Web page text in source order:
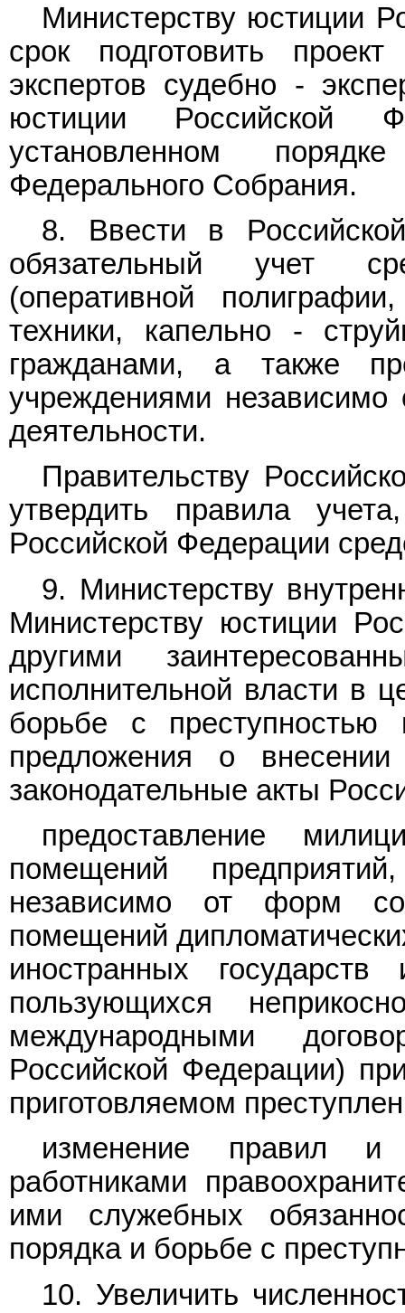
Министерству юстиции
срок подготовить
экспертов судебно -
юстиции Российской
установленном
Федерального Собрания.
8. Ввести в
обязательный учет
(оперативной
техники, капельно -
гражданами, а также
учреждениями
деятельности.
Правительству
утвердить правила
Российской Федерации
9. Министерству
Министерству юстиции
другими
исполнительной власти в
борьбе с преступностью
предложения о
законодательные акты
предоставление
помещений
независимо от форм
помещений
иностранных
пользующихся
международными
Российской Федерации)
приготовляемом
изменение правил и
работниками
ими служебных
порядка и борьбе с
10. Увеличить